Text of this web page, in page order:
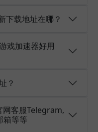
下载地址在哪？
戏加速器好用
？
网客服Telegram,
箱等等